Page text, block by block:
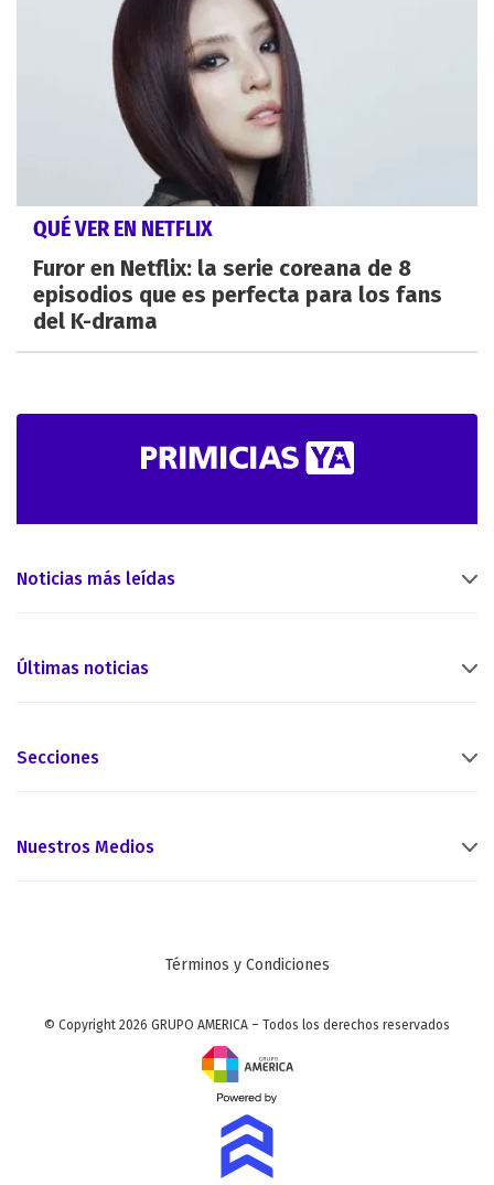
QUÉ VER EN NETFLIX
Furor en Netflix: la serie coreana de 8
episodios que es perfecta para los fans
del K-drama
Noticias más leídas
Últimas noticias
Secciones
Nuestros Medios
Términos y Condiciones
© Copyright 2026 GRUPO AMERICA – Todos los derechos reservados